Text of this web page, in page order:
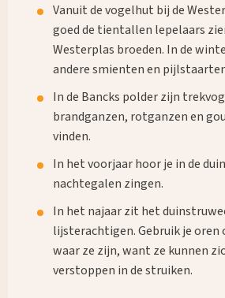
Vanuit de vogelhut bij de
goed de tientallen lepelaars
Westerplas broeden. In de
andere smienten en
In de Bancks polder zijn
brandganzen, rotganzen en
vinden.
In het voorjaar hoor je in de
nachtegalen zingen.
In het najaar zit het
lijsterachtigen. Gebruik je oren
waar ze zijn, want ze kunnen
verstoppen in de struiken.